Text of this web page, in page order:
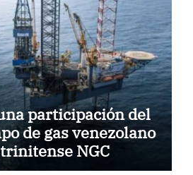
participación del
de gas venezolano
NGC